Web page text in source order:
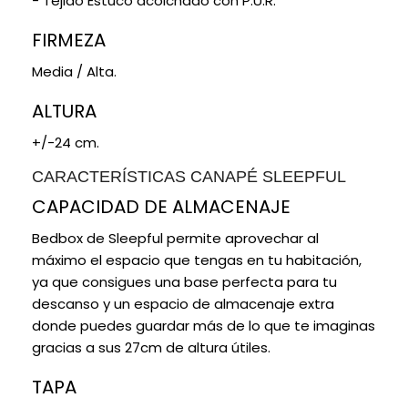
obtener lo que necesitas y organizar tus cosas de
manera eficiente.
FIRMEZA
Media / Alta.
ALTURA
+/-24 cm.
CARACTERÍSTICAS CANAPÉ SLEEPFUL
CAPACIDAD DE ALMACENAJE
Bedbox de Sleepful permite aprovechar al
máximo el espacio que tengas en tu habitación,
ya que consigues una base perfecta para tu
descanso y un espacio de almacenaje extra
donde puedes guardar más de lo que te imaginas
gracias a sus 27cm de altura útiles.
TAPA